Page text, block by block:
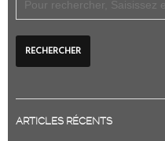
ARTICLES RÉCENTS